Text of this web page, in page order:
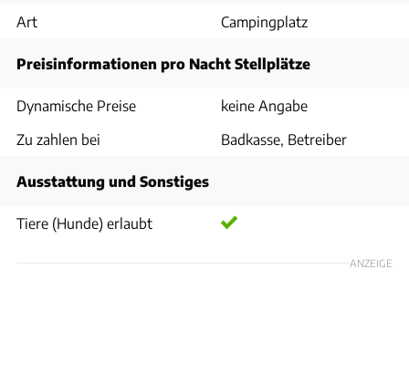
Art Campingplatz
Preisinformationen pro Nacht Stellplätze
Dynamische Preise
keine Angabe
Zu zahlen bei
Badkasse, Betreiber
Ausstattung und Sonstiges
Tiere (Hunde) erlaubt
ANZEIGE